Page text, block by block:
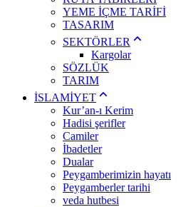
YEME İÇME TARİFİ
TASARIM
SEKTÖRLER
Kargolar
SÖZLÜK
TARIM
İSLAMİYET
Kur’an-ı Kerim
Hadisi şerifler
Camiler
İbadetler
Dualar
Peygamberimizin hayatı
Peygamberler tarihi
veda hutbesi